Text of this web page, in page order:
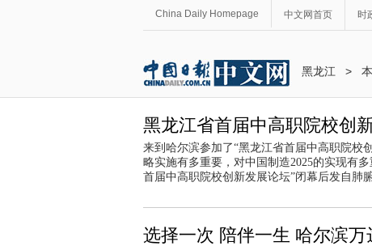
China Daily Homepage 中文网首页 时
黑龙江 >
黑龙江省首届中高职院校创
来到哈尔滨参加了“黑龙江省首届中高职院校
略实施有多重要，对中国制造2025的实现有
首届中高职院校创新发展论坛”闭幕后发自肺
选择一次 陪伴一生 哈尔滨